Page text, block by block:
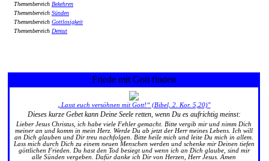
Themenbereich Bekehren
Themenbereich Sünden
Themenbereich Gottlosigkeit
Themenbereich Demut
Friede mit Gott finden
„Lasst euch versöhnen mit Gott!“ (Bibel, 2. Kor. 5,20)"
Dieses kurze Gebet kann Deine Seele retten, wenn Du es aufrichtig meinst:
Lieber Jesus Christus, ich habe viele Fehler gemacht. Bitte vergib mir und nimm Dich
meiner an und komm in mein Herz. Werde Du ab jetzt der Herr meines Lebens. Ich will
an Dich glauben und Dir treu nachfolgen. Bitte heile mich und leite Du mich in allem.
Lass mich durch Dich zu einem neuen Menschen werden und schenke mir Deinen tiefen
göttlichen Frieden. Du hast den Tod besiegt und wenn ich an Dich glaube, sind mir
alle Sünden vergeben. Dafür danke ich Dir von Herzen, Herr Jesus. Amen